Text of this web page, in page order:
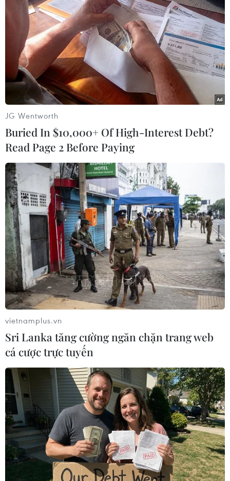
Rác khiến các phương tiện giao thông vẫn chưa tiếp cận được
nhiều địa điểm. (Ảnh: Quốc Đạt/TTXVN)
Tại cầu ngầm Sông Hiến, phường Thục Phán, rất nhiều cây gỗ,
bụi tre, rác thải mắc kẹt khiến cho việc thoát lũ bị hạn chế. (Ảnh:
TTXVN)
Tại một số khu vực gần bờ kè Sông Hiến, nhiều hộ dân vẫn
chưa thể về nhà vì lũ chưa rút hết. (Ảnh: TTXVN)
JG Wentworth
Buried In $10,000+ Of High-Interest Debt?
Read Page 2 Before Paying
vietnamplus.vn
Sri Lanka tăng cường ngăn chặn trang web
cá cược trực tuyến